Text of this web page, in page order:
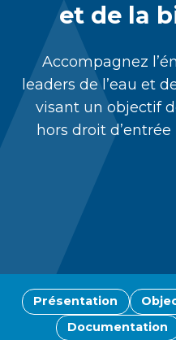
et de la
Accompagnez
leaders de l’eau et
visant un objectif
hors droit
Présentation
Documentation